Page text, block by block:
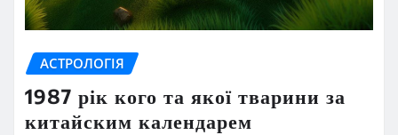
АСТРОЛОГІЯ
1987 рік кого та якої тварини за
китайским календарем